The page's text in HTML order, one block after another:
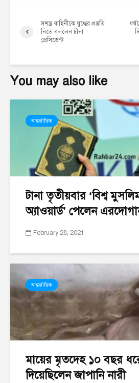
সশস্ত্র বাহিনীকে যুদ্ধের প্রস্তুতি
নিতে বললেন চীনা
প্রেসিডেন্ট
You may also like
আন্তর্জাতিক
টানা তৃতীয়বার ‘বিশ্ব
অ্যাওয়ার্ড’ পেলেন
February 28, 2021
আন্তর্জাতিক
মায়ের মৃতদেহ ১০ বছর
দিয়েছিলেন জাপানি নারী